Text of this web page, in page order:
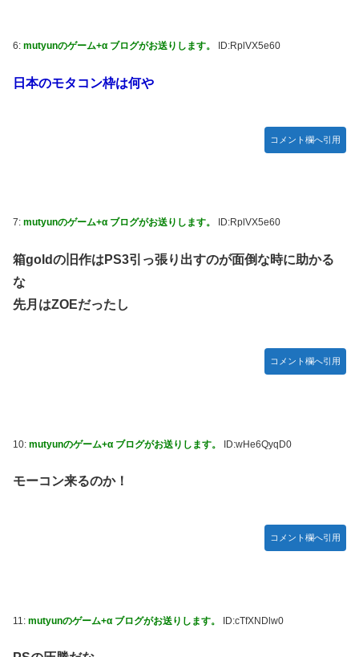
6: mutyunのゲーム+α ブログがお送りします。 ID:RplVX5e60
日本のモタコン枠は何や
コメント欄へ引用
7: mutyunのゲーム+α ブログがお送りします。 ID:RplVX5e60
箱goldの旧作はPS3引っ張り出すのが面倒な時に助かる
な
先月はZOEだったし
コメント欄へ引用
10: mutyunのゲーム+α ブログがお送りします。 ID:wHe6QyqD0
モーコン来るのか！
コメント欄へ引用
11: mutyunのゲーム+α ブログがお送りします。 ID:cTfXNDlw0